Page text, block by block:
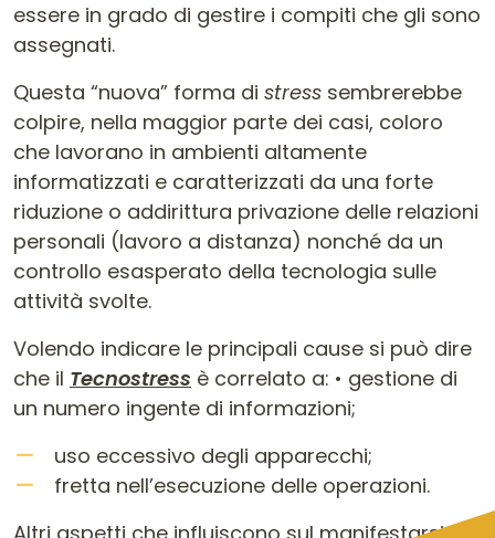
essere in grado di gestire i compiti che gli sono
assegnati.
Questa “nuova” forma di stress sembrerebbe
colpire, nella maggior parte dei casi, coloro
che lavorano in ambienti altamente
informatizzati e caratterizzati da una forte
riduzione o addirittura privazione delle relazioni
personali (lavoro a distanza) nonché da un
controllo esasperato della tecnologia sulle
attività svolte.
Volendo indicare le principali cause si può dire
che il Tecnostress è correlato a: • gestione di
un numero ingente di informazioni;
uso eccessivo degli apparecchi;
fretta nell’esecuzione delle operazioni.